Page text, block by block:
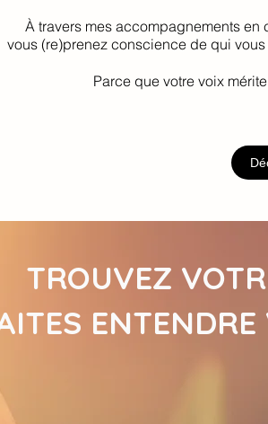
À travers mes accompagnements
vous (re)prenez conscience de qui
Parce que votre voix
TROUVEZ
ENTENDRE